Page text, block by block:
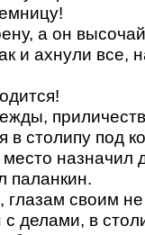
а он
и ахнули все,
в столипу под
назначил
паланкин.
своим не
делами, в